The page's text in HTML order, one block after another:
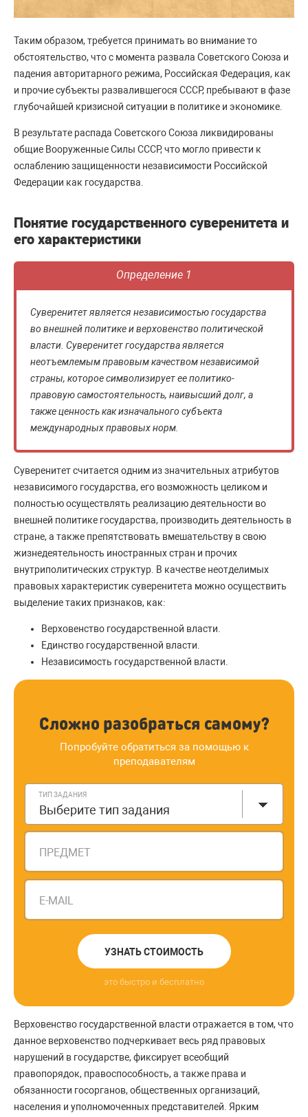
Таким образом, требуется принимать во внимание то
обстоятельство, что с момента развала Советского Союза и
падения авторитарного режима, Российская Федерация, как
и прочие субъекты развалившегося СССР, пребывают в фазе
глубочайшей кризисной ситуации в политике и экономике.
В результате распада Советского Союза ликвидированы
общие Вооруженные Силы СССР, что могло привести к
ослаблению защищенности независимости Российской
Федерации как государства.
Понятие государственного суверенитета и
его характеристики
Определение 1
Суверенитет является независимостью государства
во внешней политике и верховенство политической
власти. Суверенитет государства является
неотъемлемым правовым качеством независимой
страны, которое символизирует ее политико-
правовую самостоятельность, наивысший долг, а
также ценность как изначального субъекта
международных правовых норм.
Суверенитет считается одним из значительных атрибутов
независимого государства, его возможность целиком и
полностью осуществлять реализацию деятельности во
внешней политике государства, производить деятельность в
стране, а также препятствовать вмешательству в свою
жизнедеятельность иностранных стран и прочих
внутриполитических структур. В качестве неотделимых
правовых характеристик суверенитета можно осуществить
выделение таких признаков, как:
Верховенство государственной власти.
Единство государственной власти.
Независимость государственной власти.
Сложно разобраться самому?
Попробуйте обратиться за помощью к
преподавателям
ТИП ЗАДАНИЯ
Выберите тип задания
ПРЕДМЕТ
E-MAIL
УЗНАТЬ СТОИМОСТЬ
это быстро и бесплатно
Верховенство государственной власти отражается в том, что
данное верховенство подчеркивает весь ряд правовых
нарушений в государстве, фиксирует всеобщий
правопорядок, правоспособность, а также права и
обязанности госорганов, общественных организаций,
населения и уполномоченных представителей. Ярким